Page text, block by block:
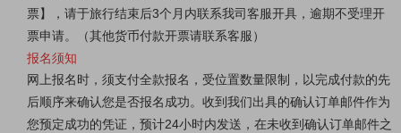
票】，请于旅行结束后3个月内联系我司客服开具，逾期不受理开
票申请。（其他货币付款开票请联系客服）
报名须知
网上报名时，须支付全款报名，受位置数量限制，以完成付款的先
后顺序来确认您是否报名成功。收到我们出具的确认订单邮件作为
您预定成功的凭证，预计24小时内发送，在未收到确认订单邮件之